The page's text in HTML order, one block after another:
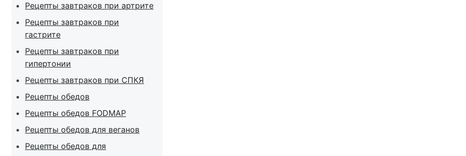
Рецепты завтраков при артрите
Рецепты завтраков при
гастрите
Рецепты завтраков при
гипертонии
Рецепты завтраков при СПКЯ
Рецепты обедов
Рецепты обедов FODMAP
Рецепты обедов для веганов
Рецепты обедов для